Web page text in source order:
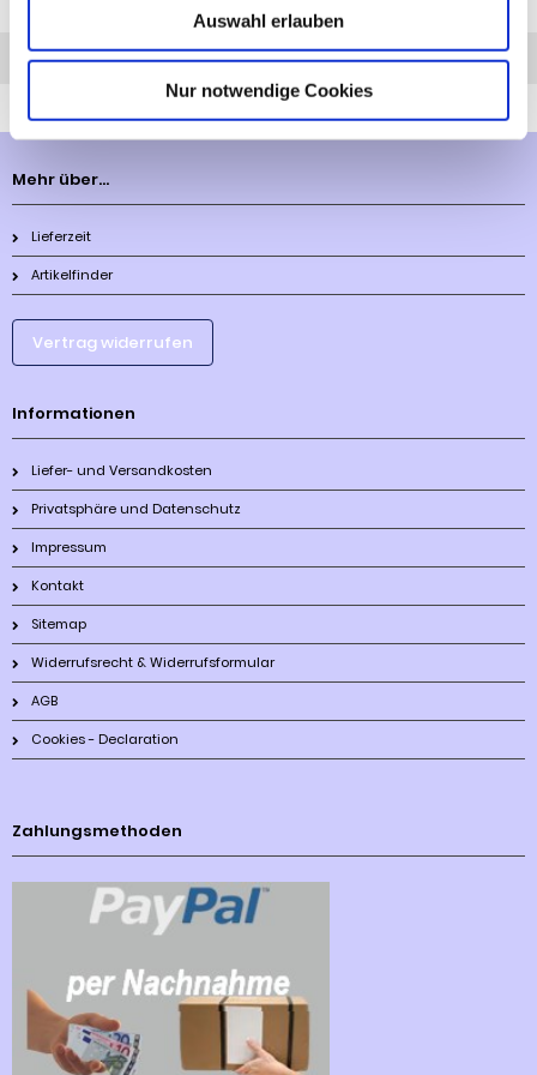
Auswahl erlauben
Nur notwendige Cookies
Diesen Artikel haben wir am 14.12.2023 in unseren Katalog aufgenommen.
Anfrage Anrufen AHK-Finder
Mehr über...
Lieferzeit
Artikelfinder
Vertrag widerrufen
Informationen
Liefer- und Versandkosten
Privatsphäre und Datenschutz
Impressum
Kontakt
Sitemap
Widerrufsrecht & Widerrufsformular
AGB
Cookies - Declaration
Zahlungsmethoden